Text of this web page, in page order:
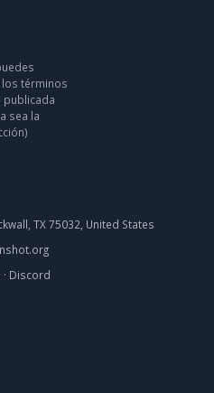
términos
publicada
sea la
TX 75032, United States
· Discord